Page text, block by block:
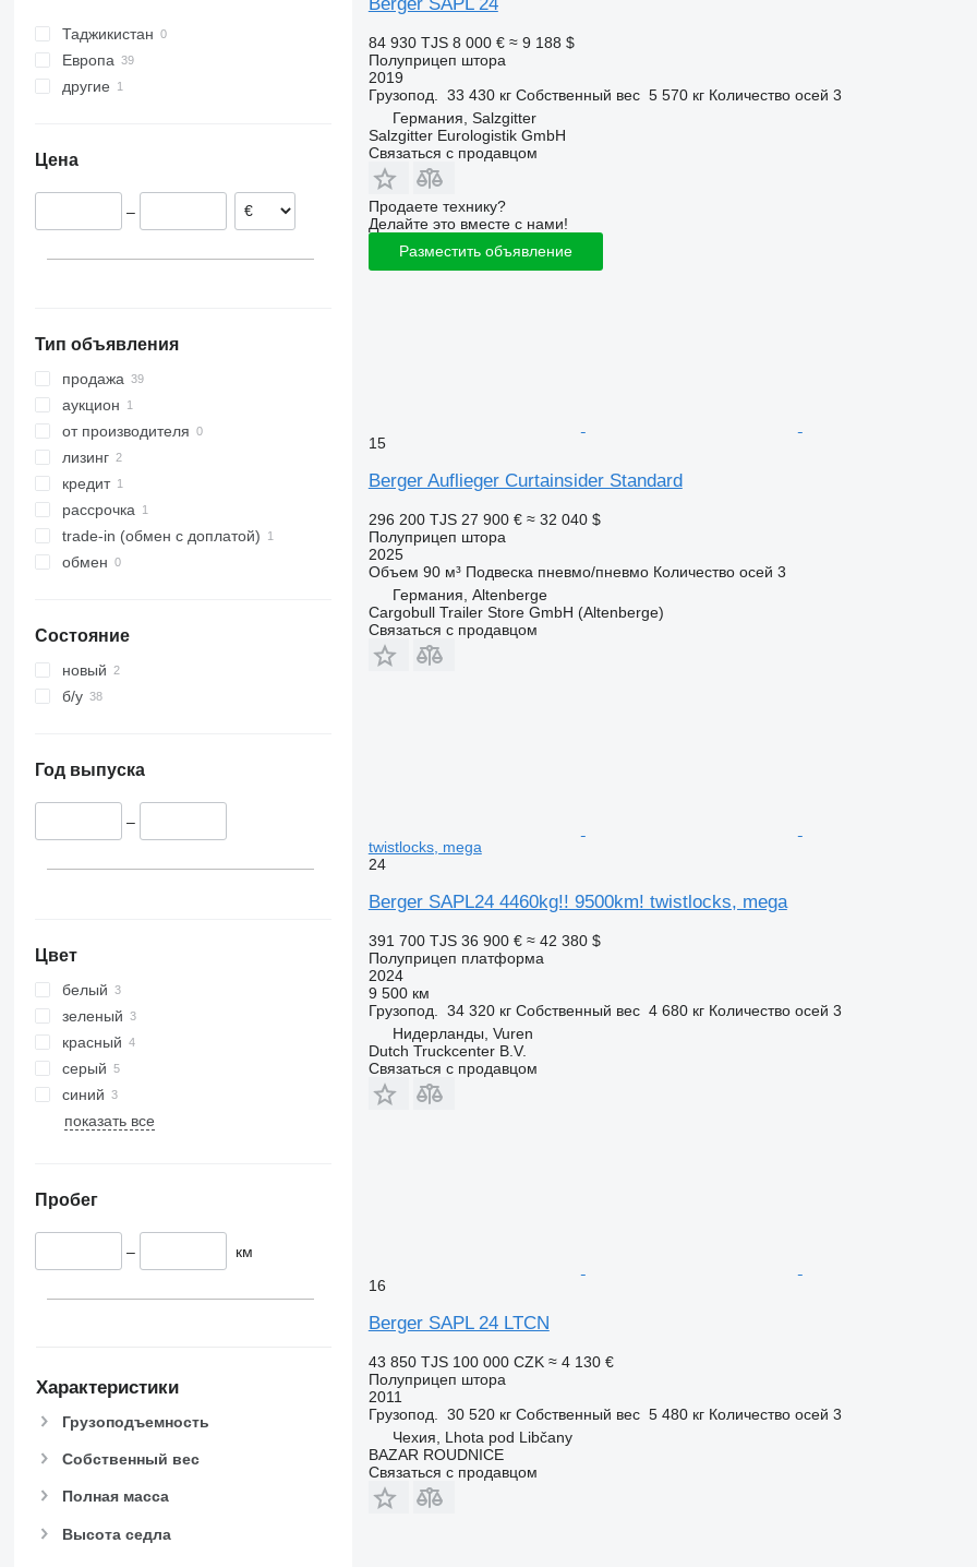
Таджикистан
Европа
Германия
Испания
Венгрия
другие
Цена
–
Тип объявления
продажа
аукцион
от производителя
лизинг
кредит
рассрочка
trade-in (обмен с доплатой)
обмен
Состояние
новый
б/у
Год выпуска
–
Цвет
белый
зеленый
красный
серый
синий
показать все
Пробег
– км
Характеристики
Грузоподъемность
Собственный вес
Полная масса
Высота седла
84 930 TJS 8 000 € ≈ 9 188 $
Полуприцеп штора
2019
Грузопод.
33 430 кг Собственный вес 5 570 кг Количество осей 3
Германия, Salzgitter
Salzgitter Eurologistik GmbH
Связаться с продавцом
Продаете технику?
Делайте это вместе с нами!
Разместить объявление
15
Berger Auflieger Curtainsider Standard
296 200 TJS 27 900 € ≈ 32 040 $
Полуприцеп штора
2025
Объем 90 м³ Подвеска пневмо/пневмо Количество осей 3
Германия, Altenberge
Cargobull Trailer Store GmbH (Altenberge)
Связаться с продавцом
twistlocks, mega
24
Berger SAPL24 4460kg!! 9500km! twistlocks, mega
391 700 TJS 36 900 € ≈ 42 380 $
Полуприцеп платформа
2024
9 500 км
Грузопод.
34 320 кг Собственный вес 4 680 кг Количество осей 3
Нидерланды, Vuren
Dutch Truckcenter B.V.
Связаться с продавцом
16
Berger SAPL 24 LTCN
43 850 TJS 100 000 CZK ≈ 4 130 €
Полуприцеп штора
2011
Грузопод.
30 520 кг Собственный вес 5 480 кг Количество осей 3
Чехия, Lhota pod Libčany
BAZAR ROUDNICE
Связаться с продавцом